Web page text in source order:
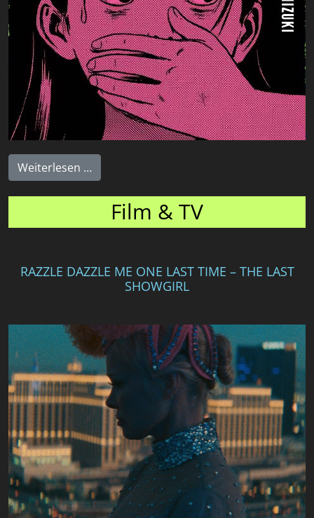
Weiterlesen …
Film & TV
RAZZLE DAZZLE ME ONE LAST TIME – THE LAST
SHOWGIRL